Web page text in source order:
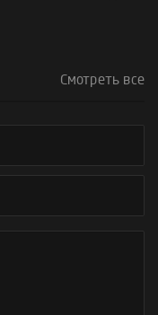
Смотреть все